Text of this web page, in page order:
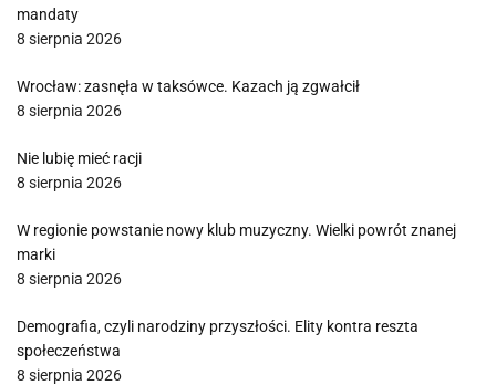
mandaty
8 sierpnia 2026
Wrocław: zasnęła w taksówce. Kazach ją zgwałcił
8 sierpnia 2026
Nie lubię mieć racji
8 sierpnia 2026
W regionie powstanie nowy klub muzyczny. Wielki powrót znanej
marki
8 sierpnia 2026
Demografia, czyli narodziny przyszłości. Elity kontra reszta
społeczeństwa
8 sierpnia 2026